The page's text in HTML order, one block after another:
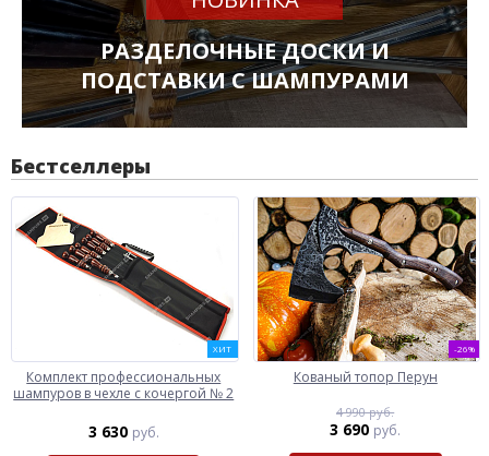
РАЗДЕЛОЧНЫЕ ДОСКИ И
ПОДСТАВКИ С ШАМПУРАМИ
Бестселлеры
ХИТ
Комплект профессиональных
шампуров в чехле с кочергой № 2
3 630 руб.
-26%
Кованый топор Перун
4 990 руб.
3 690 руб.